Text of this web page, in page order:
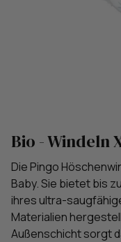
Bio - Windeln
Die Pingo
Baby. Sie bietet bis
ihres ultra-
Materialien
Außenschicht sorgt